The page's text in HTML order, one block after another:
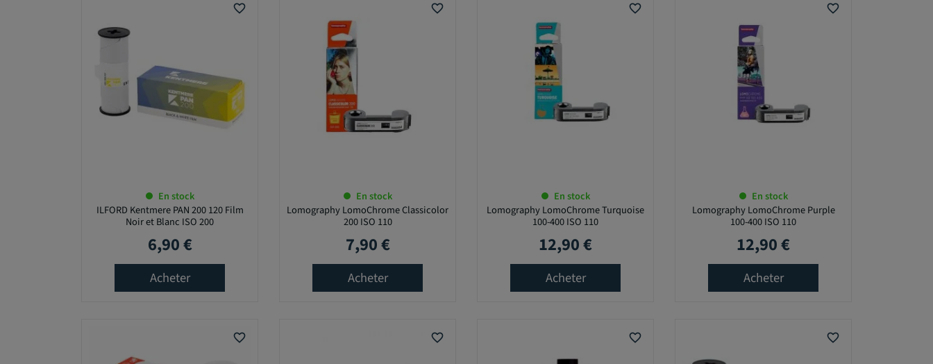
favorite_border
En stock
ILFORD Kentmere PAN 200 120 Film
Noir et Blanc ISO 200
Prix
6,90 €
Acheter
favorite_border
En stock
Lomography LomoChrome Classicolor
200 ISO 110
Prix
7,90 €
Acheter
favorite_border
En stock
Lomography LomoChrome Turquoise
100-400 ISO 110
Prix
12,90 €
Acheter
favorite_border
En stock
Lomography LomoChrome Purple
100-400 ISO 110
Prix
12,90 €
Acheter
favorite_border favorite_border favorite_border favorite_border